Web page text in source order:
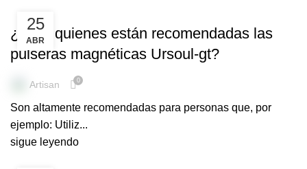
25
ABR
¿Para quienes están recomendadas las
pulseras magnéticas Ursoul-gt?
Artisan 0
Son altamente recomendadas para personas que, por
ejemplo: Utiliz...
sigue leyendo